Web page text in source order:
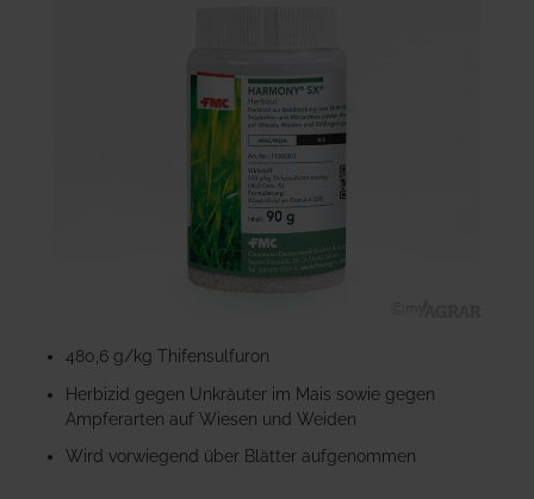
Anfang
Bildgalerie
springen
480,6 g/kg Thifensulfuron
Herbizid gegen Unkräuter im Mais sowie gegen
Ampferarten auf Wiesen und Weiden
Wird vorwiegend über Blätter aufgenommen